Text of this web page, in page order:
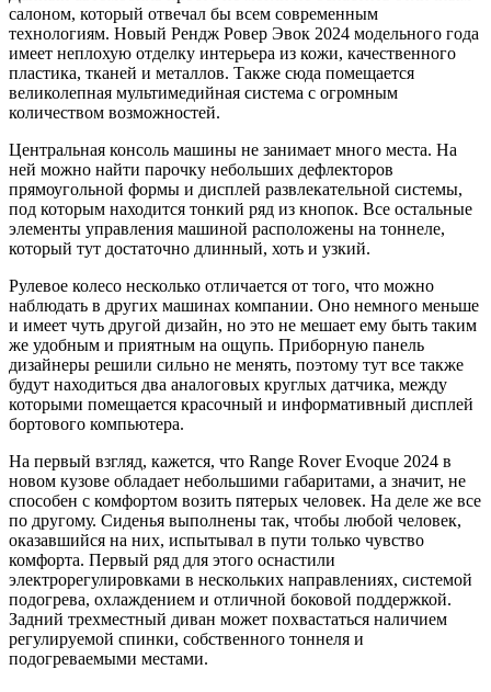
салоном, который отвечал бы всем современным
технологиям. Новый Рендж Ровер Эвок 2024 модельного года
имеет неплохую отделку интерьера из кожи, качественного
пластика, тканей и металлов. Также сюда помещается
великолепная мультимедийная система с огромным
количеством возможностей.
Центральная консоль машины не занимает много места. На
ней можно найти парочку небольших дефлекторов
прямоугольной формы и дисплей развлекательной системы,
под которым находится тонкий ряд из кнопок. Все остальные
элементы управления машиной расположены на тоннеле,
который тут достаточно длинный, хоть и узкий.
Рулевое колесо несколько отличается от того, что можно
наблюдать в других машинах компании. Оно немного меньше
и имеет чуть другой дизайн, но это не мешает ему быть таким
же удобным и приятным на ощупь. Приборную панель
дизайнеры решили сильно не менять, поэтому тут все также
будут находиться два аналоговых круглых датчика, между
которыми помещается красочный и информативный дисплей
бортового компьютера.
На первый взгляд, кажется, что Range Rover Evoque 2024 в
новом кузове обладает небольшими габаритами, а значит, не
способен с комфортом возить пятерых человек. На деле же все
по другому. Сиденья выполнены так, чтобы любой человек,
оказавшийся на них, испытывал в пути только чувство
комфорта. Первый ряд для этого оснастили
электрорегулировками в нескольких направлениях, системой
подогрева, охлаждением и отличной боковой поддержкой.
Задний трехместный диван может похвастаться наличием
регулируемой спинки, собственного тоннеля и
подогреваемыми местами.